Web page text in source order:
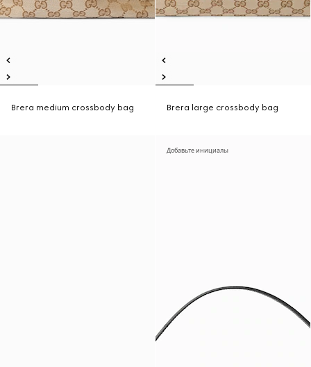
Brera medium crossbody bag Brera large crossbody bag
Добавьте инициалы